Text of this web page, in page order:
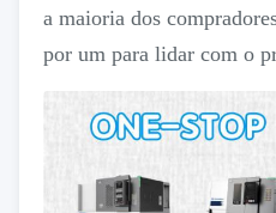
a maioria dos
por um para lidar com o